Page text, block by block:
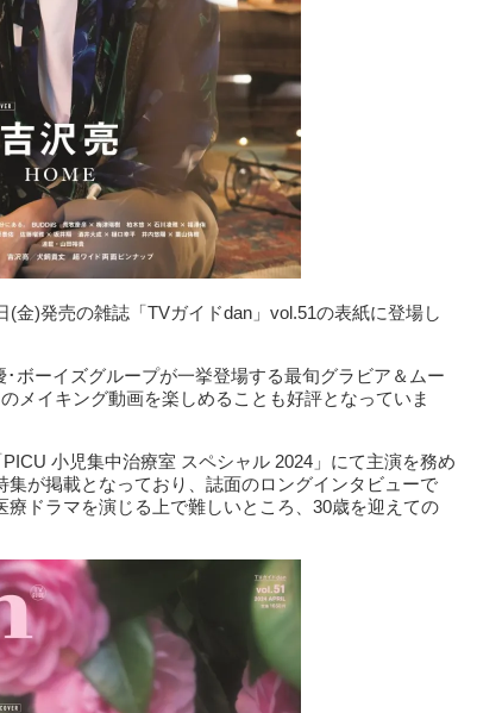
金)発売の雑誌「TVガイドdan」vol.51の表紙に登場し
･ボーイズグループが一挙登場する最旬グラビア＆ムー
メイキング動画を楽しめることも好評となっていま
小児集中治療室 スペシャル 2024」にて主演を務め
が掲載となっており、誌面のロングインタビューで
ドラマを演じる上で難しいところ、30歳を迎えての